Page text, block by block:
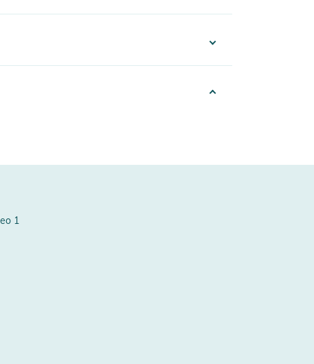
finden Sie direkt am Produkt.
1